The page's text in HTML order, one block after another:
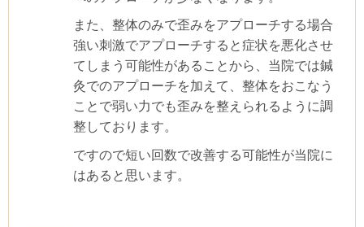
また、整体のみで歪みをアプローチする場合
強い刺激でアプローチすると症状を悪化させ
てしまう可能性があることから、当院では鍼
灸でのアプローチを加えて、整体をおこなう
ことで弱い力でも歪みを整えられるように調
整しております。
ですので短い回数で改善する可能性が当院に
はあると思います。